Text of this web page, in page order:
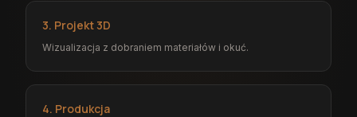
3. Projekt 3D
Wizualizacja z dobraniem materiałów i okuć.
4. Produkcja